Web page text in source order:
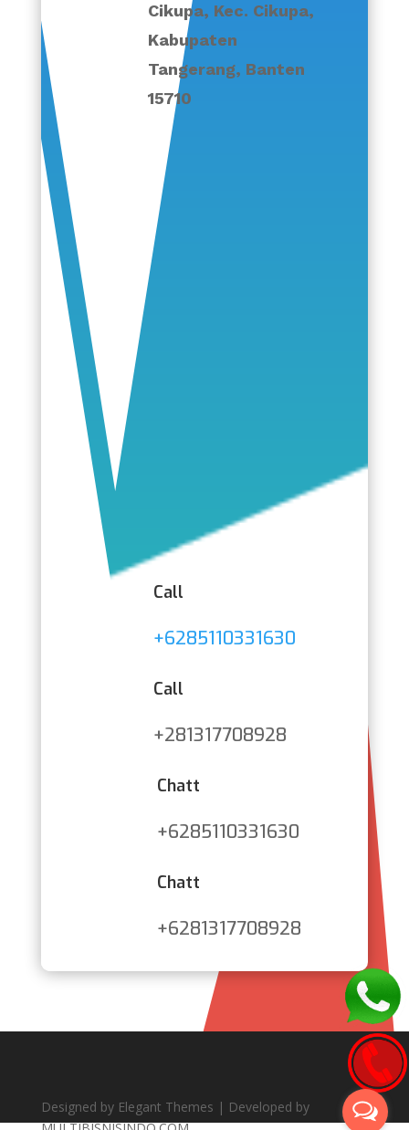
Cikupa, Kec. Cikupa,
Kabupaten
Tangerang, Banten
15710
Call
+6285110331630
Call
+281317708928
Chatt
+6285110331630
Chatt
+6281317708928
Designed by Elegant Themes | Developed by